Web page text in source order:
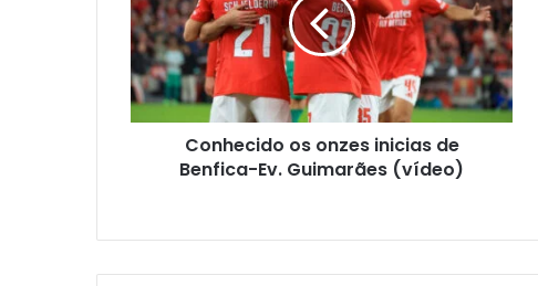
Conhecido os onzes inicias de
Benfica-Ev. Guimarães (vídeo)